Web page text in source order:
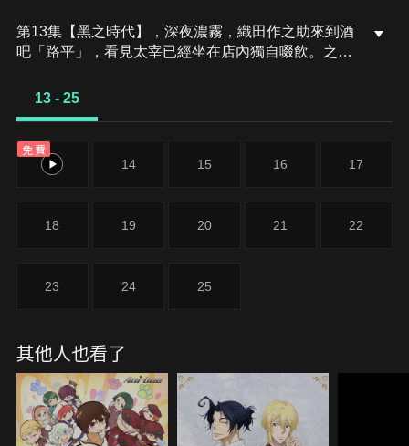
第13集【黑之時代】，深夜濃霧，織田作之助來到酒
吧「路平」，看見太宰已經坐在店內獨自啜飲。之
惡名昭彰的組織港區黑幫的手下工作的這群男人，聚
的下落。
13 - 25
免費
13 14 15 16 17
18 19 20 21 22
23 24 25
其他人也看了